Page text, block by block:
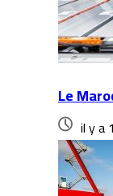
Le
il y a